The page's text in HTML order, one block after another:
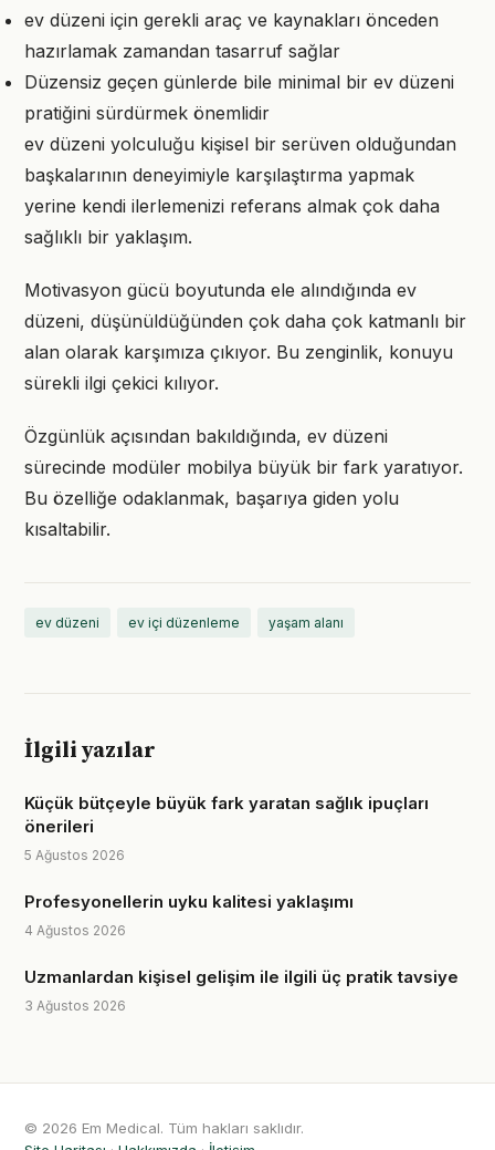
ev düzeni için gerekli araç ve kaynakları önceden
hazırlamak zamandan tasarruf sağlar
Düzensiz geçen günlerde bile minimal bir ev düzeni
pratiğini sürdürmek önemlidir
ev düzeni yolculuğu kişisel bir serüven olduğundan
başkalarının deneyimiyle karşılaştırma yapmak
yerine kendi ilerlemenizi referans almak çok daha
sağlıklı bir yaklaşım.
Motivasyon gücü boyutunda ele alındığında ev
düzeni, düşünüldüğünden çok daha çok katmanlı bir
alan olarak karşımıza çıkıyor. Bu zenginlik, konuyu
sürekli ilgi çekici kılıyor.
Özgünlük açısından bakıldığında, ev düzeni
sürecinde modüler mobilya büyük bir fark yaratıyor.
Bu özelliğe odaklanmak, başarıya giden yolu
kısaltabilir.
ev düzeni ev içi düzenleme yaşam alanı
İlgili yazılar
Küçük bütçeyle büyük fark yaratan sağlık ipuçları
önerileri
5 Ağustos 2026
Profesyonellerin uyku kalitesi yaklaşımı
4 Ağustos 2026
Uzmanlardan kişisel gelişim ile ilgili üç pratik tavsiye
3 Ağustos 2026
© 2026 Em Medical. Tüm hakları saklıdır.